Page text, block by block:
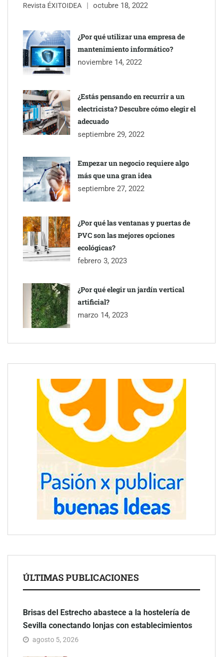
TBKids impulsa su expansión nacional con un modelo de
franquicia que redefine la educación tecnológica
Millones de desplazamientos en verano reabren el debate sobre
la seguridad en las carreteras, según SMA Road Safety
Perfumería Laura incorpora Nasomatto a su selección de
Revista ÉXITOIDEA octubre 18, 2022
¿Por qué utilizar una empresa de
mantenimiento informático?
noviembre 14, 2022
¿Estás pensando en recurrir a un
electricista? Descubre cómo elegir el
adecuado
septiembre 29, 2022
Empezar un negocio requiere algo
más que una gran idea
septiembre 27, 2022
¿Por qué las ventanas y puertas de
PVC son las mejores opciones
ecológicas?
febrero 3, 2023
¿Por qué elegir un jardín vertical
artificial?
marzo 14, 2023
ÚLTIMAS PUBLICACIONES
Brisas del Estrecho abastece a la hostelería de
Sevilla conectando lonjas con establecimientos
agosto 5, 2026